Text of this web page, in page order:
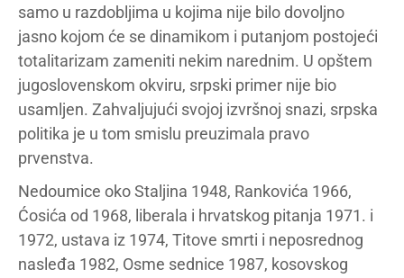
samo u razdobljima u kojima nije bilo dovoljno
jasno kojom će se dinamikom i putanjom postojeći
totalitarizam zameniti nekim narednim. U opštem
jugoslovenskom okviru, srpski primer nije bio
usamljen. Zahvaljujući svojoj izvršnoj snazi, srpska
politika je u tom smislu preuzimala pravo
prvenstva.
Nedoumice oko Staljina 1948, Rankovića 1966,
Ćosića od 1968, liberala i hrvatskog pitanja 1971. i
1972, ustava iz 1974, Titove smrti i neposrednog
nasleđa 1982, Osme sednice 1987, kosovskog